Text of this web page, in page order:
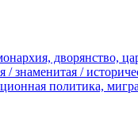
дворянство,
/ знаменитая /
политика,